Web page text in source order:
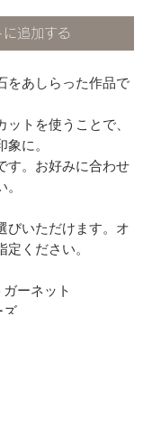
に追加する
をあしらった作品で
トを使うことで、
に。
す。お好みに合わせ
びいただけます。オ
ください。
ーネット
ズ